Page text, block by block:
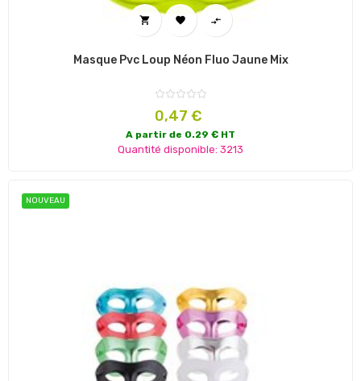
  
Masque Pvc Loup Néon Fluo Jaune Mix
Prix
0,47 €
A partir de 0.29 € HT
Quantité disponible: 3213
NOUVEAU